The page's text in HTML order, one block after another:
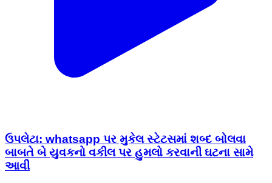
ઉપલેટા: whatsapp પર મુકેલ સ્ટેટસમાં શબ્દ બોલવા
બાબતે બે યુવકનો વકીલ પર હુમલો કરવાની ઘટના સામે
આવી